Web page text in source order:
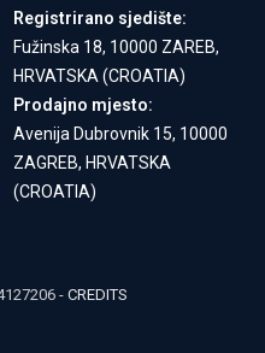
Registrirano sjedište:
Fužinska 18, 10000 ZAREB,
HRVATSKA (CROATIA)
Prodajno mjesto:
Avenija Dubrovnik 15, 10000
ZAGREB, HRVATSKA
(CROATIA)
- CREDITS